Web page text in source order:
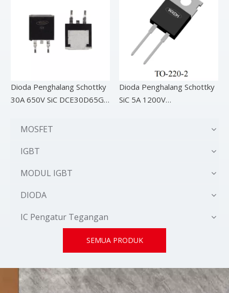
Dioda Penghalang Schottky
30A 650V SiC DCE30D65G4
Dioda Penghalang Schottky
SiC 5A 1200V
MOSFET
IGBT
MODUL IGBT
DIODA
IC Pengatur Tegangan
SEMUA PRODUK